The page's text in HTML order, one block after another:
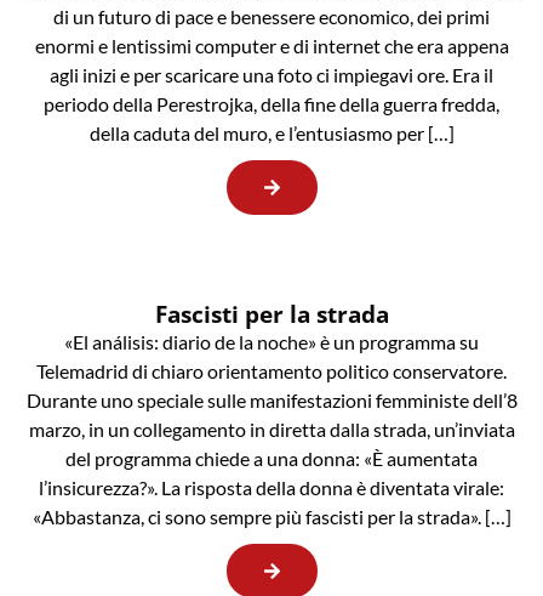
di un futuro di pace e benessere economico, dei primi
enormi e lentissimi computer e di internet che era appena
agli inizi e per scaricare una foto ci impiegavi ore. Era il
periodo della Perestrojka, della fine della guerra fredda,
della caduta del muro, e l’entusiasmo per […]
Fascisti per la strada
«El análisis: diario de la noche» è un programma su
Telemadrid di chiaro orientamento politico conservatore.
Durante uno speciale sulle manifestazioni femministe dell’8
marzo, in un collegamento in diretta dalla strada, un’inviata
del programma chiede a una donna: «È aumentata
l’insicurezza?». La risposta della donna è diventata virale:
«Abbastanza, ci sono sempre più fascisti per la strada». […]